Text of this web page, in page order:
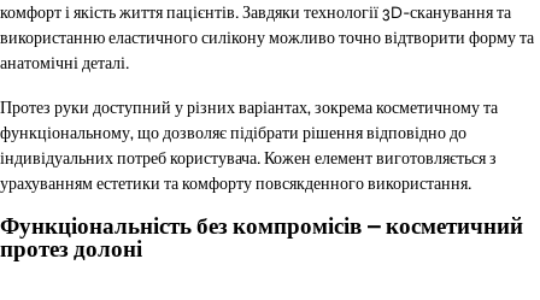
комфорт і якість життя пацієнтів. Завдяки технології 3D-сканування та
використанню еластичного силікону можливо точно відтворити форму та
анатомічні деталі.
Протез руки доступний у різних варіантах, зокрема косметичному та
функціональному, що дозволяє підібрати рішення відповідно до
індивідуальних потреб користувача. Кожен елемент виготовляється з
урахуванням естетики та комфорту повсякденного використання.
Функціональність без компромісів – косметичний
протез долоні